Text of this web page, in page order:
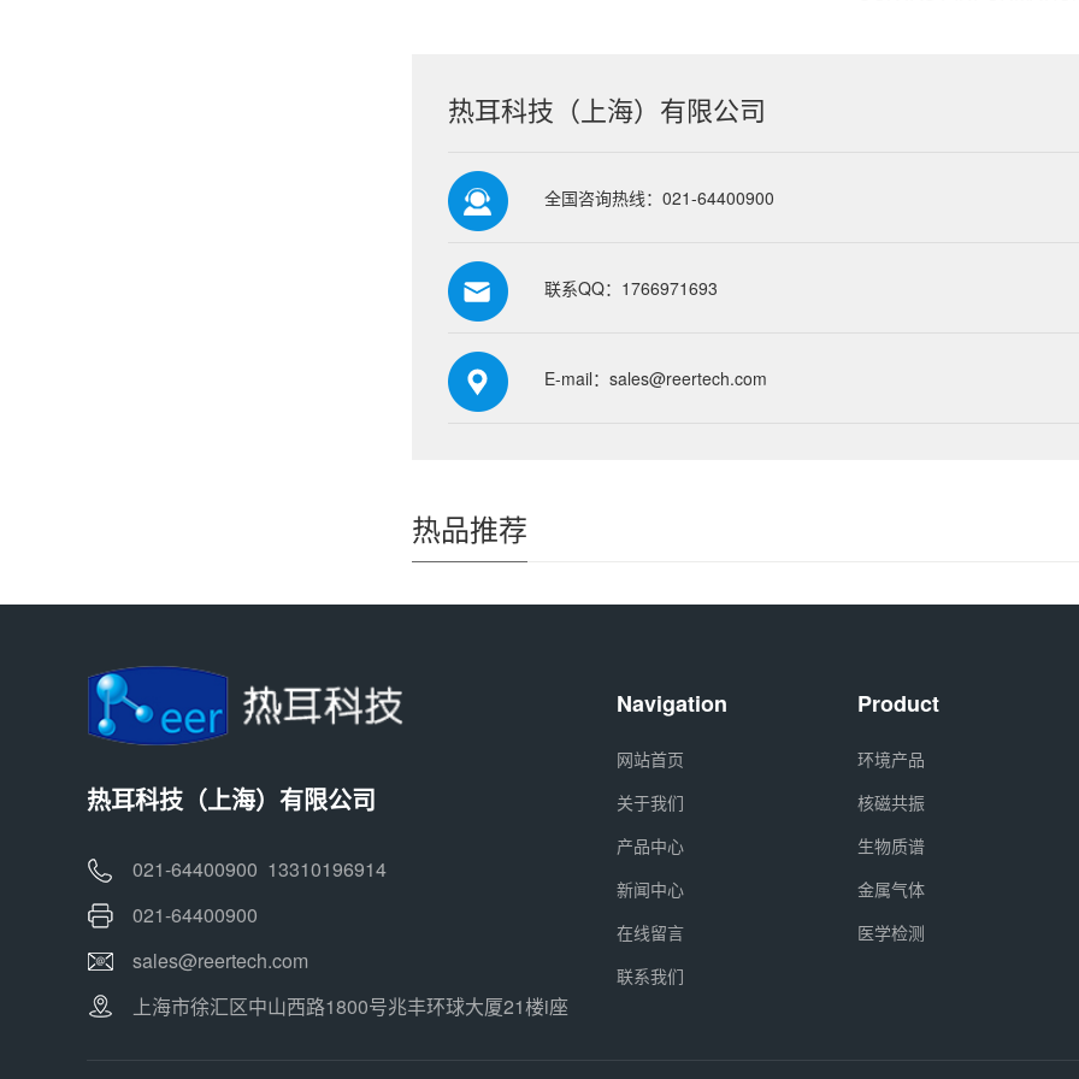
热耳科技（上海）有限公司
全国咨询热线：021-64400900
联系QQ：1766971693
E-mail：sales@reertech.com
热品推荐
热耳科技（上海）有限公司
021-64400900 13310196914
021-64400900
sales@reertech.com
上海市徐汇区中山西路1800号兆丰环球大厦21楼i座
Navigation
网站首页
关于我们
产品中心
新闻中心
在线留言
联系我们
Product
环境产品
核磁共振
生物质谱
金属气体
医学检测